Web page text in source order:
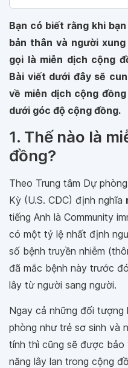
Bạn có biết rằng khi
bản thân và người
gọi là miễn dịch cộng
Bài viết dưới đây sẽ
về miễn dịch cộng
dưới góc độ cộng đồng.
1. Thế nào là
đồng?
Theo Trung tâm Dự
Kỳ (U.S. CDC) định nghĩa
tiếng Anh là Community
có một tỷ lệ nhất định
số bệnh truyền nhiễm
đã mắc bệnh này trước
lây từ người sang người.
Ngay cả những đối
phòng như trẻ sơ sinh và
tính thì cũng sẽ được
năng lây lan trong cộng